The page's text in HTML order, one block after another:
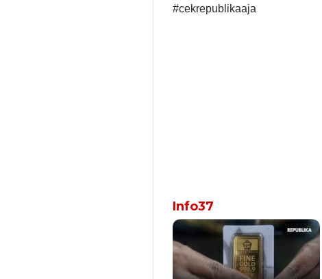
#cekrepublikaaja
Info37